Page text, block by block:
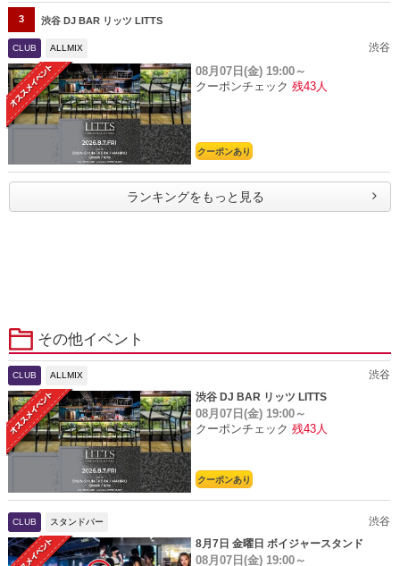
3 渋谷 DJ BAR リッツ LITTS
CLUB ALLMIX 渋谷
08月07日(金) 19:00～
クーポンチェック 残43人
クーポンあり
ランキングをもっと見る
その他イベント
CLUB ALLMIX
渋谷
渋谷 DJ BAR リッツ LITTS
08月07日(金) 19:00～
クーポンチェック 残43人
クーポンあり
CLUB スタンドバー
渋谷
8月7日 金曜日 ボイジャースタンド
08月07日(金) 19:00～